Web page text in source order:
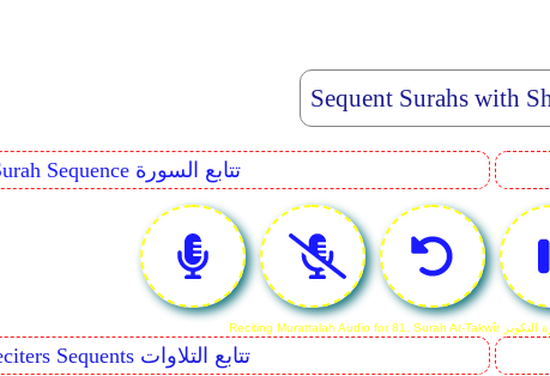
Surah Sequence تتابع السورة
Reciters Sequents تتابع التلاوات